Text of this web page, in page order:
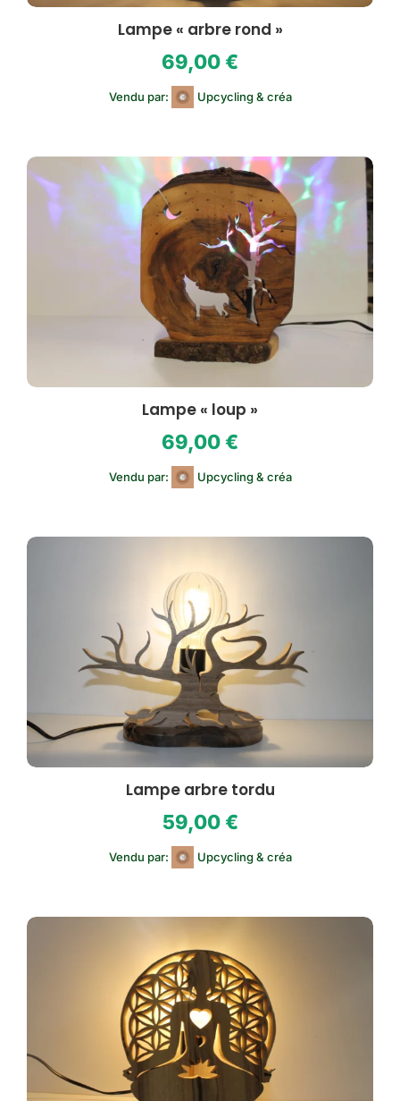
Lampe « arbre rond »
69,00€
Vendu par: Upcycling & créa
Lampe « loup »
69,00€
Vendu par: Upcycling & créa
Lampe arbre tordu
59,00€
Vendu par: Upcycling & créa